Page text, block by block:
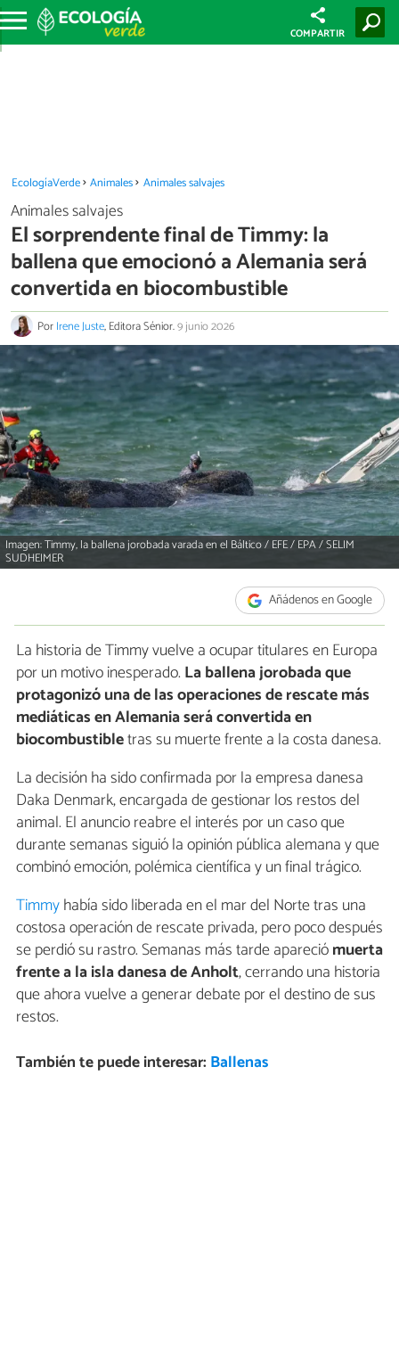
COMPARTIR
EcologíaVerde Animales Animales salvajes
Animales salvajes
El sorprendente final de Timmy: la
ballena que emocionó a Alemania será
convertida en biocombustible
PorIrene Juste, Editora Sénior.9 junio 2026
Imagen: Timmy, la ballena jorobada varada en el Báltico / EFE / EPA / SELIM
SUDHEIMER
Añádenos en Google
La historia de Timmy vuelve a ocupar titulares en Europa
por un motivo inesperado. La ballena jorobada que
protagonizó una de las operaciones de rescate más
mediáticas en Alemania será convertida en
biocombustibletras su muerte frente a la costa danesa.
La decisión ha sido confirmada por la empresa danesa
Daka Denmark, encargada de gestionar los restos del
animal. El anuncio reabre el interés por un caso que
durante semanas siguió la opinión pública alemana y que
combinó emoción, polémica científica y un final trágico.
Timmyhabía sido liberada en el mar del Norte tras una
costosa operación de rescate privada, pero poco después
se perdió su rastro. Semanas más tarde apareciómuerta
frente a la isla danesa de Anholt, cerrando una historia
que ahora vuelve a generar debate por el destino de sus
restos.
También te puede interesar: Ballenas